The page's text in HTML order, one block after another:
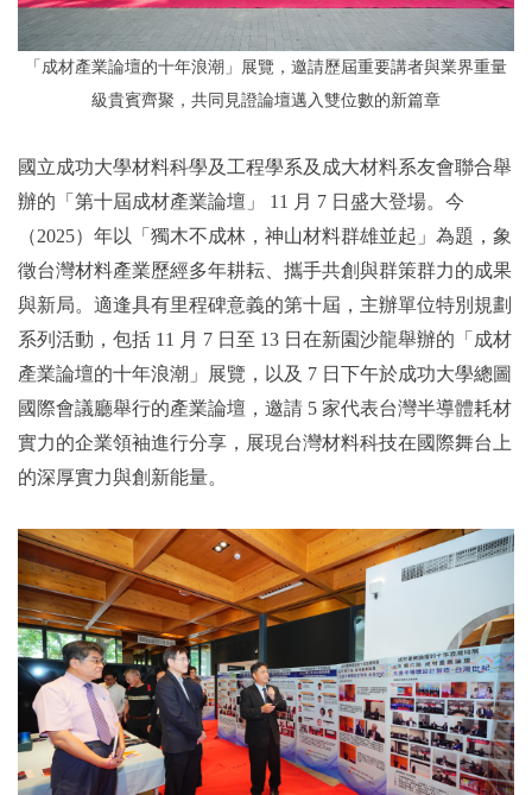
「成材產業論壇的十年浪潮」展覽，邀請歷屆重要講者與業界重量
級貴賓齊聚，共同見證論壇邁入雙位數的新篇章
國立成功大學材料科學及工程學系及成大材料系友會聯合舉
辦的「第十屆成材產業論壇」 11 月 7 日盛大登場。今
（2025）年以「獨木不成林，神山材料群雄並起」為題，象
徵台灣材料產業歷經多年耕耘、攜手共創與群策群力的成果
與新局。適逢具有里程碑意義的第十屆，主辦單位特別規劃
系列活動，包括 11 月 7 日至 13 日在新園沙龍舉辦的「成材
產業論壇的十年浪潮」展覽，以及 7 日下午於成功大學總圖
國際會議廳舉行的產業論壇，邀請 5 家代表台灣半導體耗材
實力的企業領袖進行分享，展現台灣材料科技在國際舞台上
的深厚實力與創新能量。